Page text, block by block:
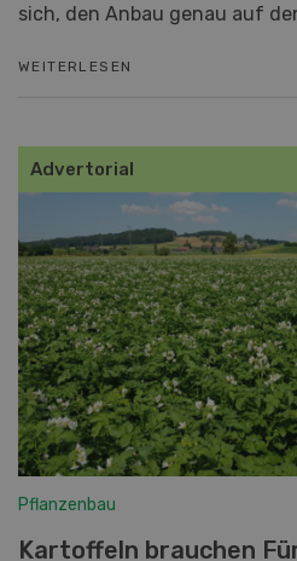
sich, den Anbau genau auf
WEITERLESEN
Advertorial
Pflanzenbau
Kartoffeln brauchen